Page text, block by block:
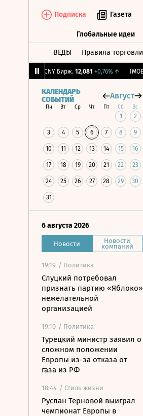
Подписка Газета
Глобальные идеи
ВЕДЫ Правила торговли
CNY Бирж. 12,081 +0,76%↑ IMOEX
КАЛЕНДАРЬ
СОБЫТИЙ
Август
Пн Вт Ср Чт Пт Сб Вс
1 2
3 4 5 6 7 8 9
10 11 12 13 14 15 16
17 18 19 20 21 22 23
24 25 26 27 28 29 30
31
6 августа 2026
Новости Новости
компаний
19:19 / Политика
Слуцкий потребовал
признать партию «Яблоко»
нежелательной
организацией
19:10 / Политика
Турецкий министр заявил о
сложном положении
Европы из-за отказа от
газа из РФ
18:44 / Стиль жизни
Руслан Терновой выиграл
чемпионат Европы в